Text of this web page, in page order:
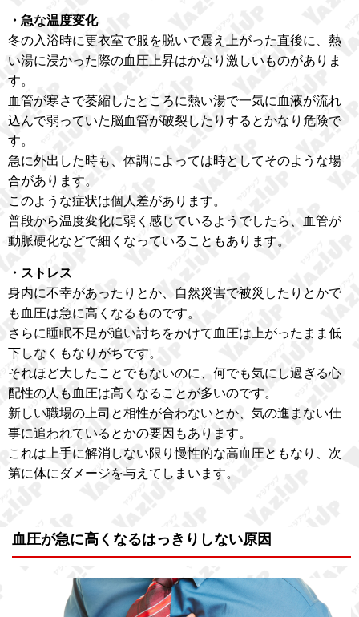
・急な温度変化
冬の入浴時に更衣室で服を脱いで震え上がった直後に、熱
い湯に浸かった際の血圧上昇はかなり激しいものがありま
す。
血管が寒さで萎縮したところに熱い湯で一気に血液が流れ
込んで弱っていた脳血管が破裂したりするとかなり危険で
す。
急に外出した時も、体調によっては時としてそのような場
合があります。
このような症状は個人差があります。
普段から温度変化に弱く感じているようでしたら、血管が
動脈硬化などで細くなっていることもあります。
・ストレス
身内に不幸があったりとか、自然災害で被災したりとかで
も血圧は急に高くなるものです。
さらに睡眠不足が追い討ちをかけて血圧は上がったまま低
下しなくもなりがちです。
それほど大したことでもないのに、何でも気にし過ぎる心
配性の人も血圧は高くなることが多いのです。
新しい職場の上司と相性が合わないとか、気の進まない仕
事に追われているとかの要因もあります。
これは上手に解消しない限り慢性的な高血圧ともなり、次
第に体にダメージを与えてしまいます。
血圧が急に高くなるはっきりしない原因